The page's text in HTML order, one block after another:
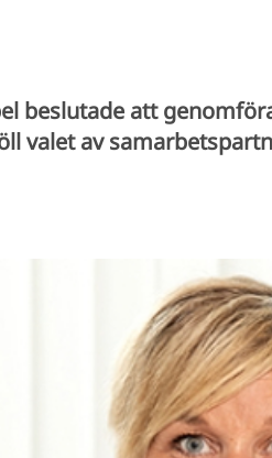
beslutade att
valet av